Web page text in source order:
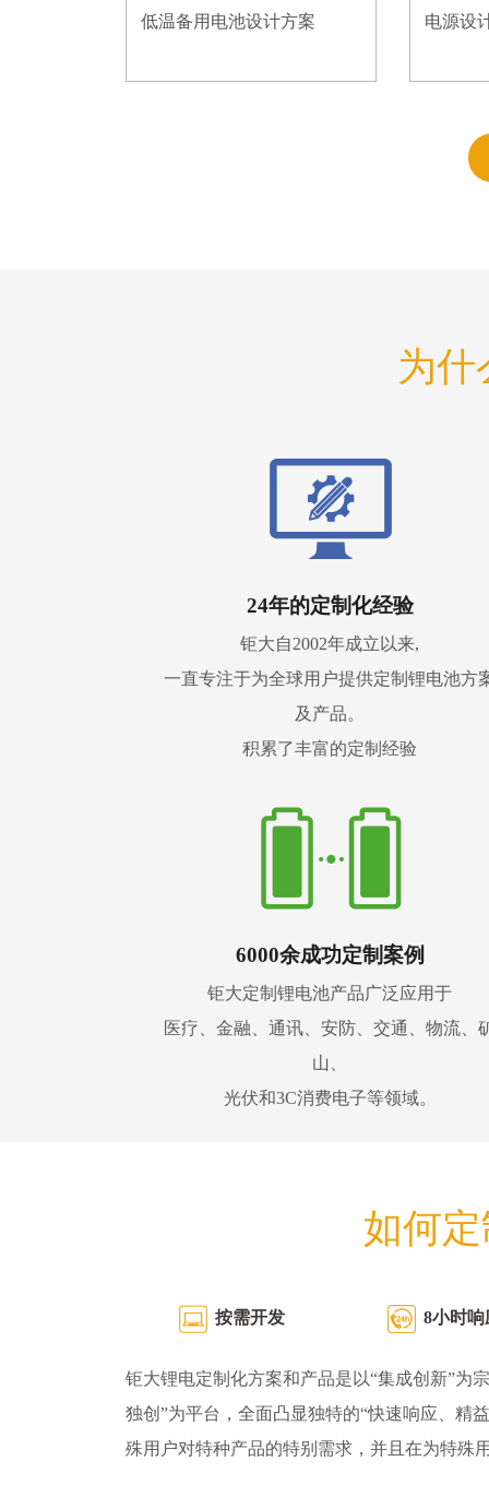
低温备用电池设计方案
电源设
为什
24年的定制化经验
钜大自2002年成立以来,
一直专注于为全球用户提供定制锂电池方
及产品。
积累了丰富的定制经验
6000余成功定制案例
钜大定制锂电池产品广泛应用于
医疗、金融、通讯、安防、交通、物流、
山、
光伏和3C消费电子等领域。
如何
按需开发 8小时响
钜大锂电定制化方案和产品是以“集成创新”为
独创”为平台，全面凸显独特的“快速响应、精
殊用户对特种产品的特别需求，并且在为特殊